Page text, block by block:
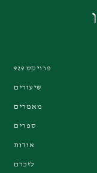
פרויקט 929
שיעורים
מאמרים
ספרים
אודות
לזכרם